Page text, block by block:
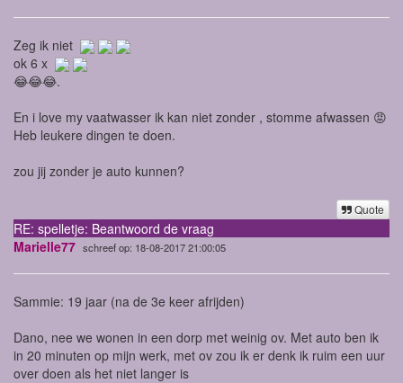
Zeg ik niet
ok 6 x
😂😂😂.
En i love my vaatwasser ik kan niet zonder , stomme afwassen 😡
Heb leukere dingen te doen.
zou jij zonder je auto kunnen?
Quote
RE: spelletje: Beantwoord de vraag
Marielle77 schreef op: 18-08-2017 21:00:05
Sammie: 19 jaar (na de 3e keer afrijden)
Dano, nee we wonen in een dorp met weinig ov. Met auto ben ik
in 20 minuten op mijn werk, met ov zou ik er denk ik ruim een uur
over doen als het niet langer is